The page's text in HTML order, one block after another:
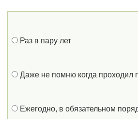
Раз в пару лет
Даже не помню когда проходил
Ежегодно, в обязательном